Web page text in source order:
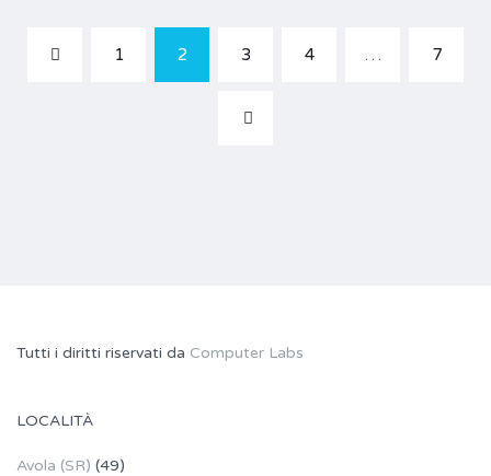
1 2 3 4 … 7
Tutti i diritti riservati da Computer Labs
LOCALITÀ
Avola (SR) (49)